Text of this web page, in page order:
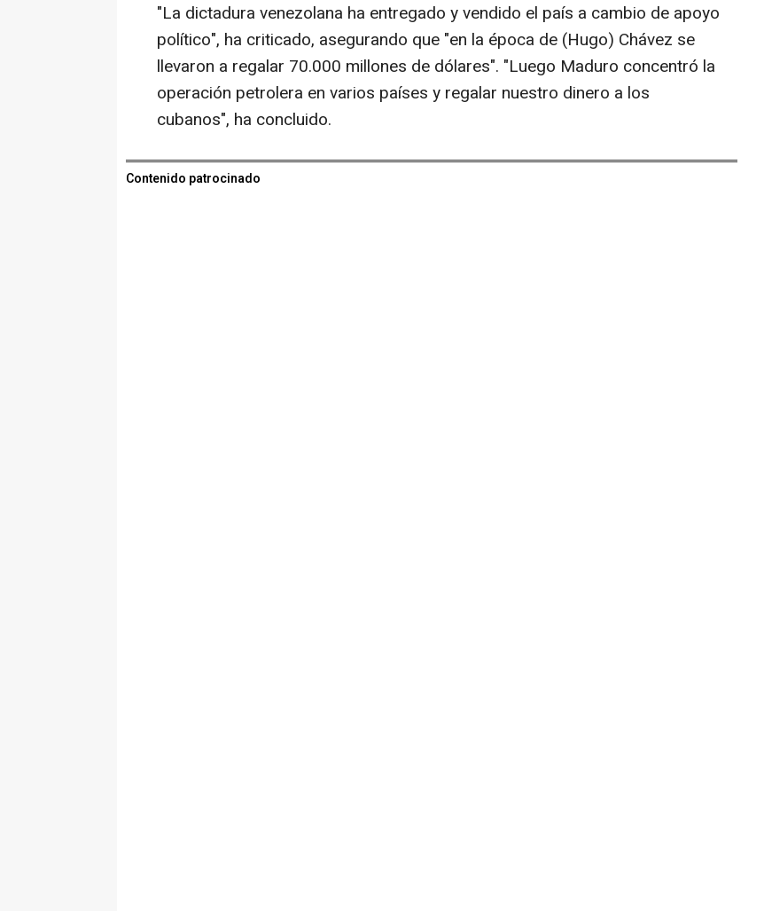
"La dictadura venezolana ha entregado y vendido el país a cambio de apoyo
político", ha criticado, asegurando que "en la época de (Hugo) Chávez se
llevaron a regalar 70.000 millones de dólares". "Luego Maduro concentró la
operación petrolera en varios países y regalar nuestro dinero a los
cubanos", ha concluido.
Contenido patrocinado